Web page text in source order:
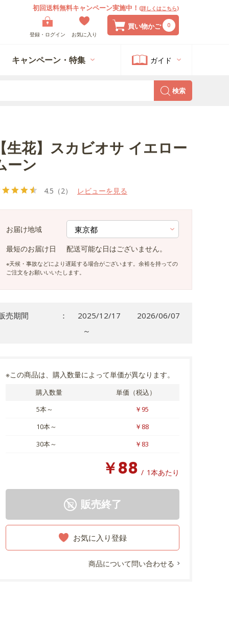
登録・ログイン お気に入り
初回送料無料キャンペーン実施中！ (詳しくはこちら)
買い物かご 0
キャンペーン・特集 ガイド
検索
4.5 （2） レビューを見る
【生花】スカビオサ イエロー
ーン
お届け地域
最短のお届け日
配送可能な日はございません。
※天候・事故などにより遅延する場合がございます。余裕を持っての
ご注文をお願いいいたします。
※この商品は、購入数量によって単価が異なります。
購入数量
単価（税込）
5本～
￥95
10本～
￥88
30本～
￥83
￥88 / 1本あたり
販売終了
お気に入り登録
商品について問い合わせる
売期間 ： 2025/12/17
～
2026/06/07